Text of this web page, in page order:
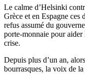
Le calme d’Helsinki
Grèce et en Espagne ces
refus assumé du
porte-monnaie pour aider
crise.
Depuis plus d’un an,
bourrasques, la voix de